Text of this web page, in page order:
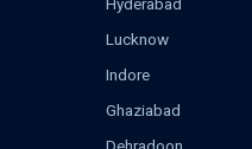
Hyderabad
Lucknow
Indore
Ghaziabad